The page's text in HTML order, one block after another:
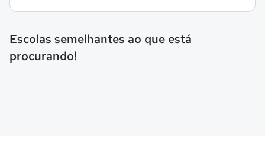
Escolas semelhantes ao que está
procurando!